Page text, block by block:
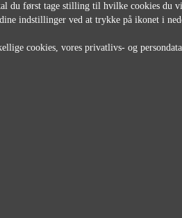
du først tage stilling til hvilke cookies du
indstillinger ved at trykke på ikonet i
cookies, vores privatlivs- og